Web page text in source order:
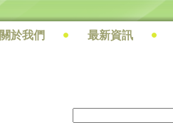
搜尋
關於我們 最新資訊